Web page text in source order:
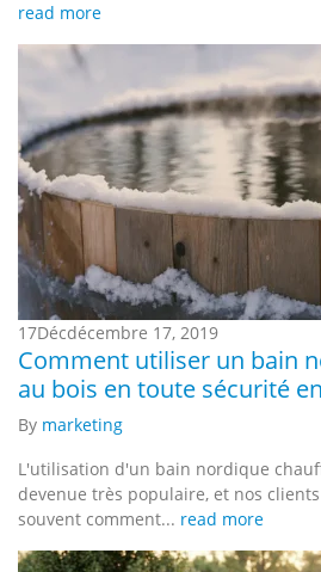
read more
17Décdécembre 17, 2019
Comment utiliser un bain
au bois en toute sécurité
By marketing
L'utilisation d'un bain nordique
devenue très populaire, et nos
souvent comment... read more